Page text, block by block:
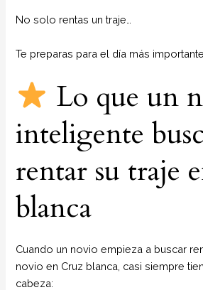
No solo rentas un traje…
Te preparas para el día más
Lo que un
inteligente
rentar su traje
blanca
Cuando un novio empieza a buscar
novio en Cruz blanca, casi siempre
cabeza: